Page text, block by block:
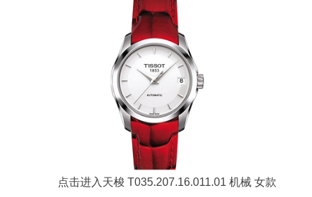
点击进入天梭 T035.207.16.011.01 机械 女款